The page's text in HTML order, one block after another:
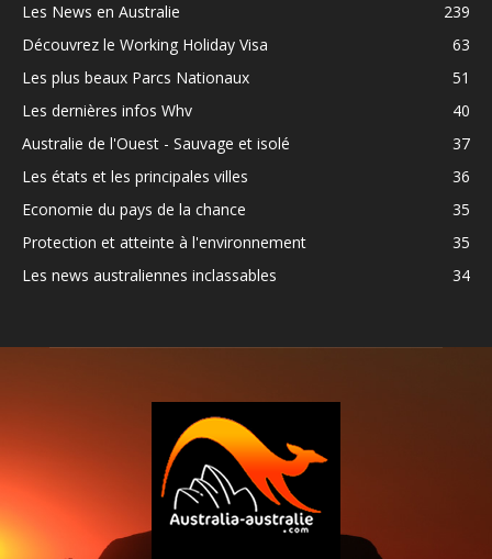
Les News en Australie
239
Découvrez le Working Holiday Visa
63
Les plus beaux Parcs Nationaux
51
Les dernières infos Whv
40
Australie de l'Ouest - Sauvage et isolé
37
Les états et les principales villes
36
Economie du pays de la chance
35
Protection et atteinte à l'environnement
35
Les news australiennes inclassables
34